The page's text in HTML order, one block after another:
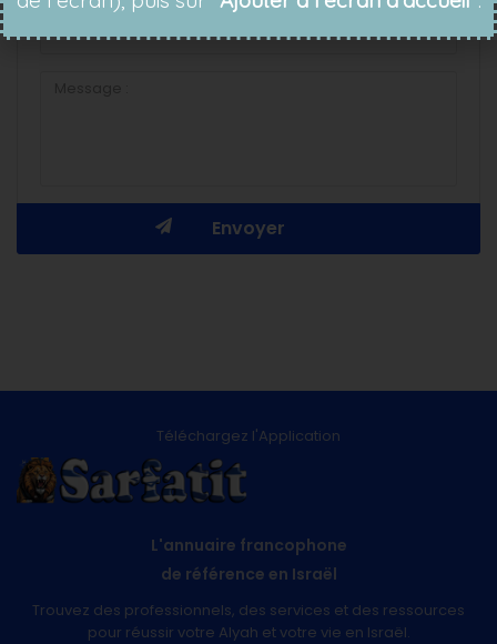
Téléchargez l'Application
L'annuaire francophone
de référence en Israël
Trouvez des professionnels, des services et des ressources
pour réussir votre Alyah et votre vie en Israël.